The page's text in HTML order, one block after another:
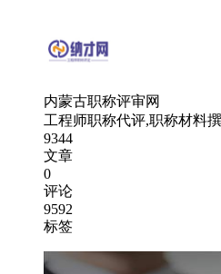
内蒙古职称评审网
工程师职称代评,职称材料
9344
文章
0
评论
9592
标签